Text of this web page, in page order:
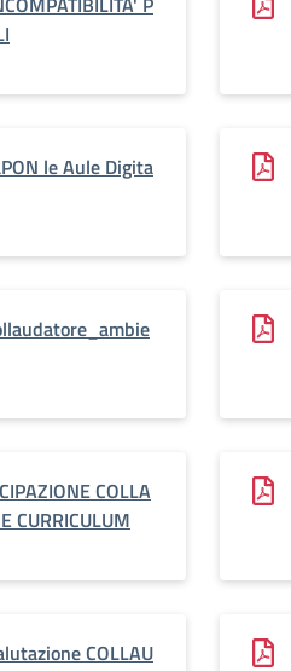
le Aule Digita
COLLA
CURRICULUM
COLLAU